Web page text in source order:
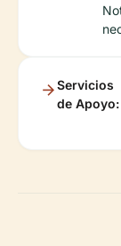
Servicios
de Apoyo: